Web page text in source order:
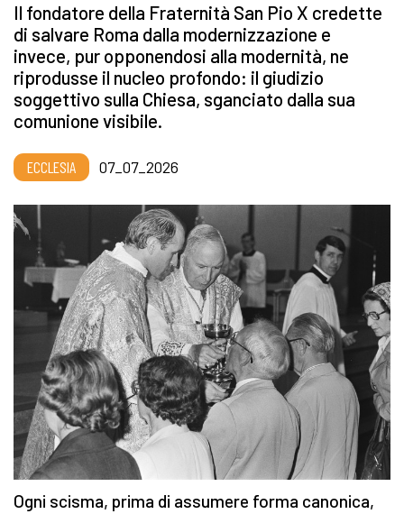
Il fondatore della Fraternità San Pio X credette
di salvare Roma dalla modernizzazione e
invece, pur opponendosi alla modernità, ne
riprodusse il nucleo profondo: il giudizio
soggettivo sulla Chiesa, sganciato dalla sua
comunione visibile.
ECCLESIA 07_07_2026
Ogni scisma, prima di assumere forma canonica,